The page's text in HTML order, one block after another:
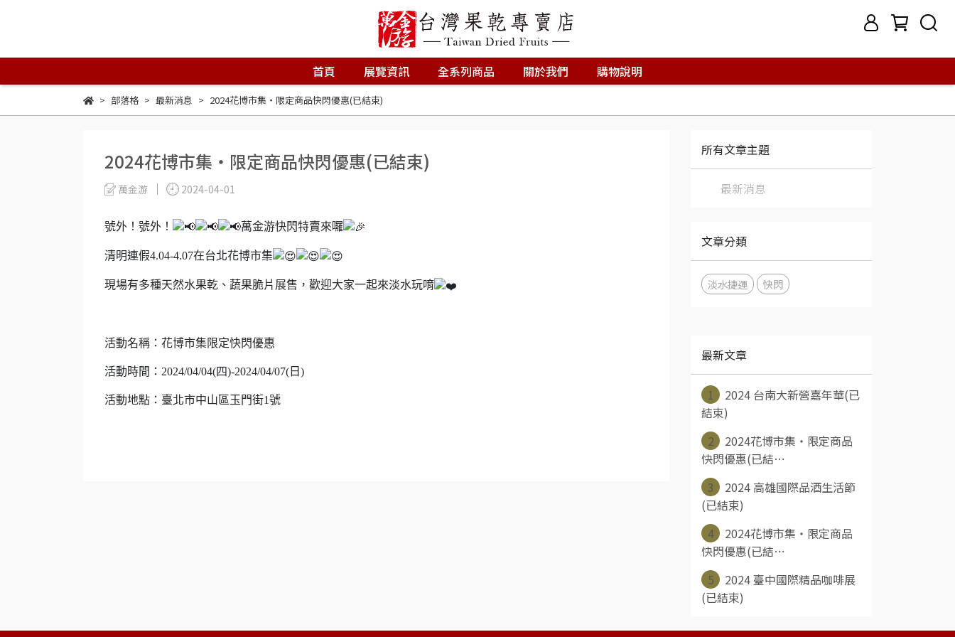
首頁 展覽資訊 全系列商品 關於我們 購物說明
部落格 最新消息 2024花博市集‧限定商品快閃優惠(已結束)
2024花博市集‧限定商品快閃優惠(已結束)
萬金游 2024-04-01
號外！號外！ 萬金游快閃特賣來囉
清明連假4.04-4.07在台北花博市集
現場有多種天然水果乾、蔬果脆片展售，歡迎大家一起來淡水玩唷
活動名稱：花博市集限定快閃優惠
活動時間：2024/04/04(四)-2024/04/07(日)
活動地點：臺北市中山區玉門街1號
所有文章主題
最新消息
文章分類
淡水捷運 快閃
最新文章
1
2024 台南大新營嘉年華(已
結束)
2
2024花博市集‧限定商品
快閃優惠(已結⋯
3
2024 高雄國際品酒生活節
(已結束)
4
2024花博市集‧限定商品
快閃優惠(已結⋯
5
2024 臺中國際精品咖啡展
(已結束)